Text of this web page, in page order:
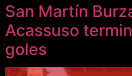
San Martín
Acassuso
goles